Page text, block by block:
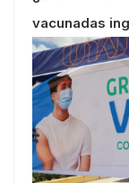
vacunadas